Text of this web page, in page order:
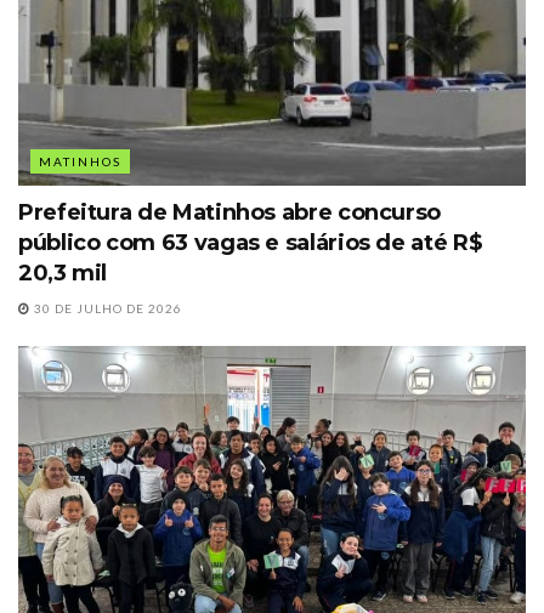
MATINHOS
Prefeitura de Matinhos abre concurso
público com 63 vagas e salários de até R$
20,3 mil
30 DE JULHO DE 2026